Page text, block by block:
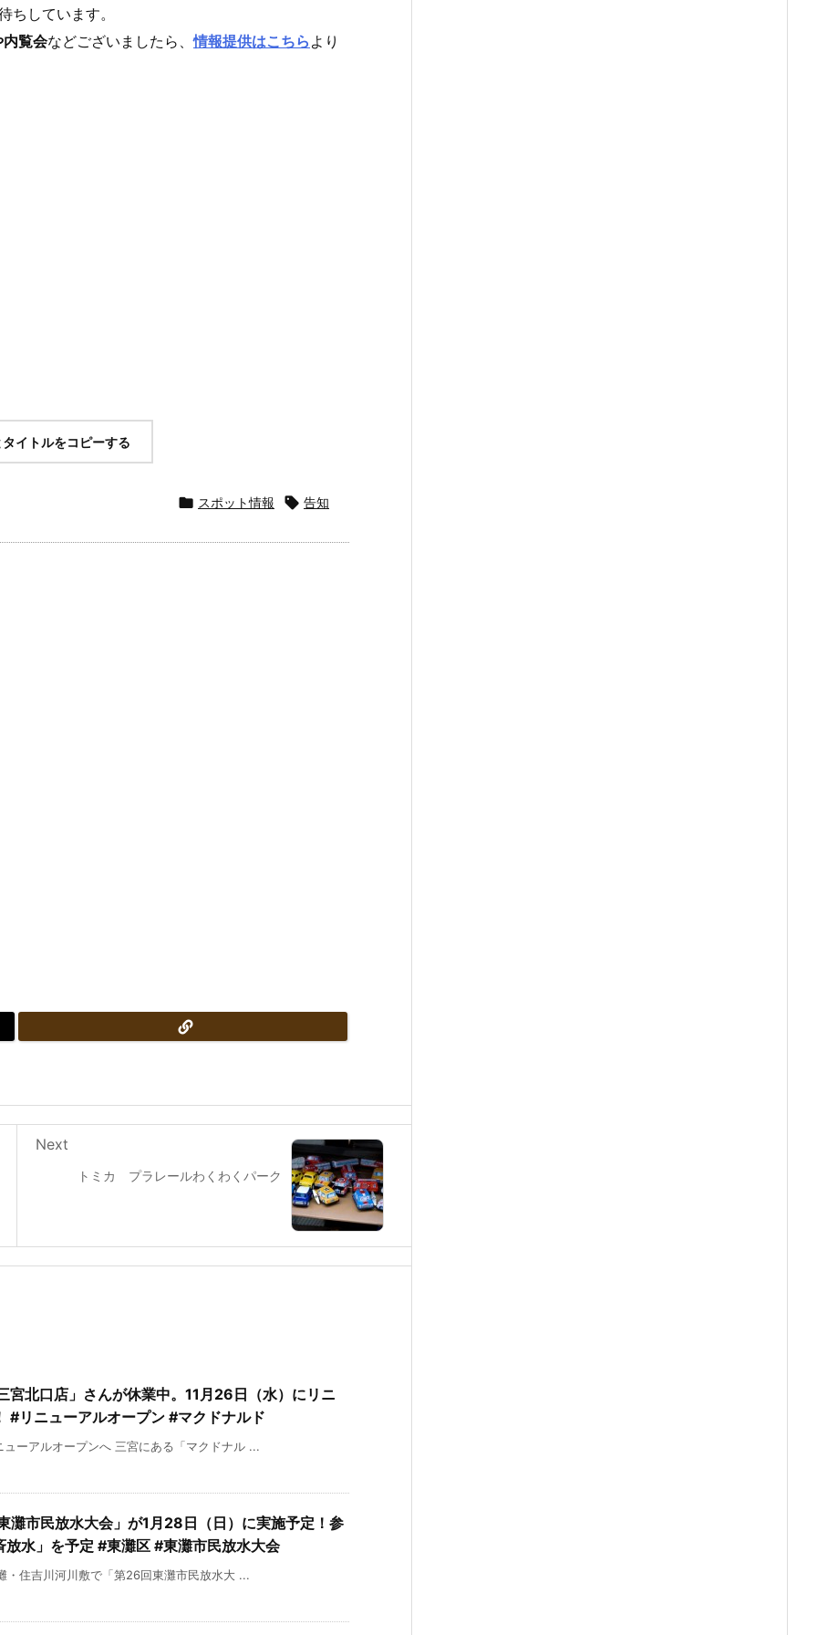
ちしています。
覧会などございましたら、情報提供はこちら より
イトルをコピーする
 スポット情報  告知
トミカ プラレールわくわくパーク
Next
宮北口店」さんが休業中。11月26日（水）にリニ
#リニューアルオープン #マクドナルド
ューアルオープンへ 三宮にある「マクドナル ...
灘市民放水大会」が1月28日（日）に実施予定！参
水」を予定 #東灘区 #東灘市民放水大会
・住吉川河川敷で「第26回東灘市民放水大 ...